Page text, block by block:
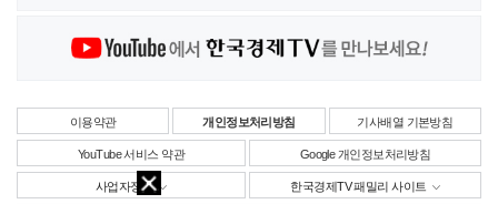
이용약관 개인정보처리방침 기사배열 기본방침
YouTube 서비스 약관 Google 개인정보처리방침
사업자정보 한국경제TV 패밀리 사이트